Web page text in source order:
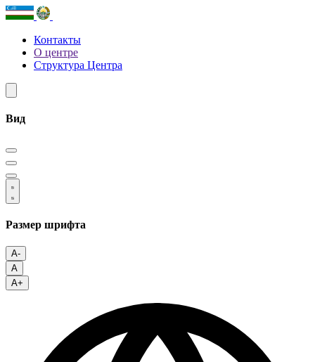
Контакты
О центре
Структура Центра
Вид
Размер шрифта
A-
A
A+